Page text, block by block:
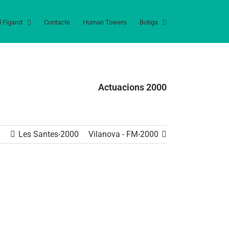
Figarot Contacte Human Towers Botiga
Actuacions 2000
Les Santes-2000 Vilanova - FM-2000